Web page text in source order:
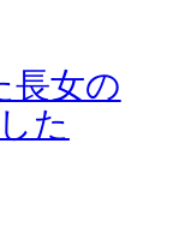
長女の
た